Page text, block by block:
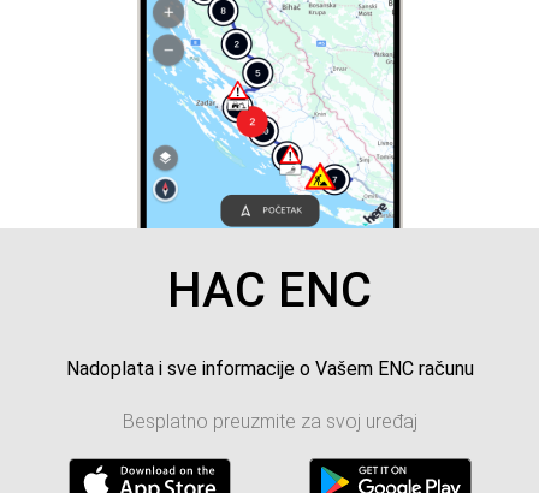
HAC ENC
Nadoplata i sve informacije o Vašem ENC računu
Besplatno preuzmite za svoj uređaj